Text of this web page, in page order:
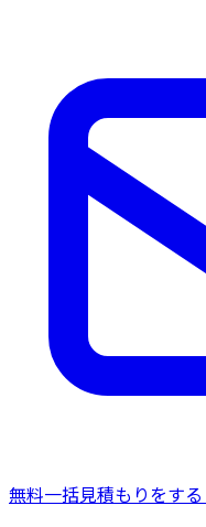
無料一括見積もりをする